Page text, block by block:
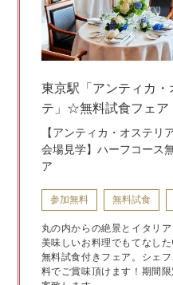
東京駅「アンティカ
テ」☆無料試食フェア
【アンティカ・オステリ
会場見学】ハーフコース
ア
参加無料 無料試食
丸の内からの絶景とイタリ
美味しいお料理でもてなし
無料試食付きフェア。シェ
料でご賞味頂けます！期間